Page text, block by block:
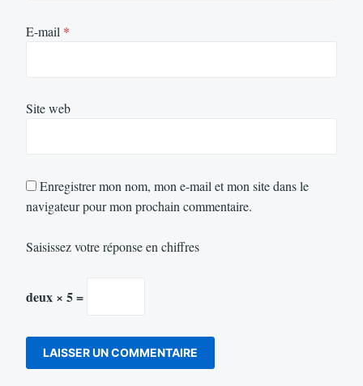
E-mail *
Site web
Enregistrer mon nom, mon e-mail et mon site dans le
navigateur pour mon prochain commentaire.
Saisissez votre réponse en chiffres
deux × 5 =